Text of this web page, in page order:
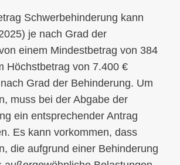
Schwerbehinderung kann
je nach Grad der
einem Mindestbetrag von 384
Höchstbetrag von 7.400 €
Grad der Behinderung. Um
muss bei der Abgabe der
ein entsprechender Antrag
Es kann vorkommen, dass
die aufgrund einer Behinderung